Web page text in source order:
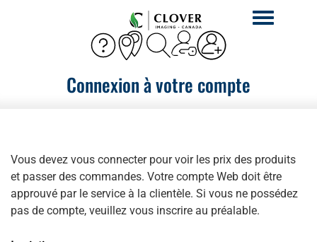
Activer
Connexion à votre compte
Vous devez vous connecter pour voir les prix des produits
et passer des commandes. Votre compte Web doit être
approuvé par le service à la clientèle. Si vous ne possédez
pas de compte, veuillez vous inscrire au préalable.